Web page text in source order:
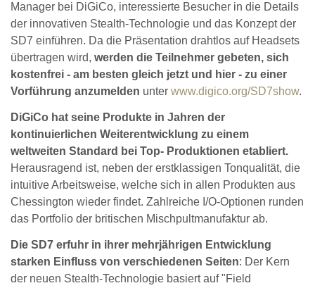
Manager bei DiGiCo, interessierte Besucher in die Details
der innovativen Stealth-Technologie und das Konzept der
SD7 einführen. Da die Präsentation drahtlos auf Headsets
übertragen wird, werden die Teilnehmer gebeten, sich
kostenfrei - am besten gleich jetzt und hier - zu einer
Vorführung anzumelden unter www.digico.org/SD7show.
DiGiCo hat seine Produkte in Jahren der
kontinuierlichen Weiterentwicklung zu einem
weltweiten Standard bei Top- Produktionen etabliert.
Herausragend ist, neben der erstklassigen Tonqualität, die
intuitive Arbeitsweise, welche sich in allen Produkten aus
Chessington wieder findet. Zahlreiche I/O-Optionen runden
das Portfolio der britischen Mischpultmanufaktur ab.
Die SD7 erfuhr in ihrer mehrjährigen Entwicklung
starken Einfluss von verschiedenen Seiten: Der Kern
der neuen Stealth-Technologie basiert auf "Field